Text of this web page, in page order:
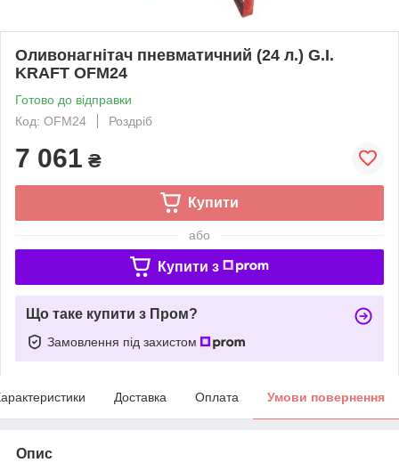
Оливонагнітач пневматичний (24 л.) G.I.
KRAFT OFM24
Готово до відправки
Код: OFM24
Роздріб
7 061 ₴
Купити
або
Купити з
Що таке купити з Пром?
Замовлення під захистом
Доставка Оплата Умови повернення
Опис